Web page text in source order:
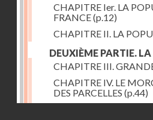
CHAPITRE Ier. LA
FRANCE(p.12)
CHAPITRE II. LA
DEUXIÈME PARTIE.
CHAPITRE III.
CHAPITRE IV. LE
DES PARCELLES (p.44)